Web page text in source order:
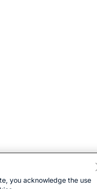
you acknowledge the use